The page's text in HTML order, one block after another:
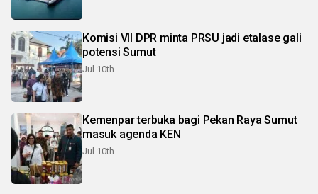
Komisi VII DPR minta PRSU jadi etalase gali
potensi Sumut
Jul 10th
Kemenpar terbuka bagi Pekan Raya Sumut
masuk agenda KEN
Jul 10th